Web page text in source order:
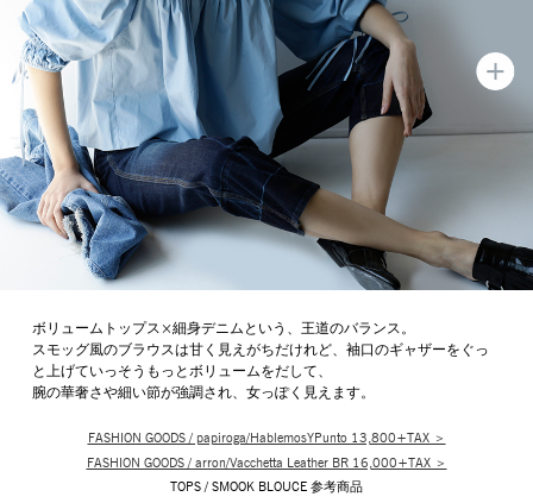
ボリュームトップス×細身デニムという、王道のバランス。
スモッグ風のブラウスは甘く見えがちだけれど、袖口のギャザーをぐっ
と上げていっそうもっとボリュームをだして、
腕の華奢さや細い節が強調され、女っぽく見えます。
FASHION GOODS / papiroga/HablemosYPunto 13,800+TAX ＞
FASHION GOODS / arron/Vacchetta Leather BR 16,000+TAX ＞
TOPS / SMOOK BLOUCE 参考商品